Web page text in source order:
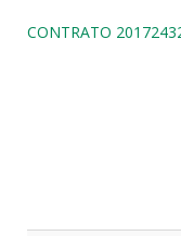
CONTRATO